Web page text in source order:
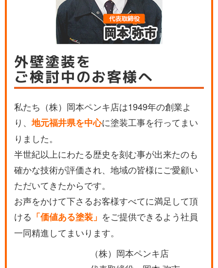
外壁塗装を
ご検討中のお客様へ
私たち（株）岡本ペンキ店は1949年の創業よ
り、地元福井県を中心に塗装工事を行ってまい
りました。
半世紀以上にわたる歴史を刻む事が出来たのも
確かな技術が評価され、地域の皆様にご愛顧い
ただいてきたからです。
お声をかけて下さるお客様すべてに満足して頂
ける 「価値ある塗装」 をご提供できるよう社員
一同精進してまいります。
（株）岡本ペンキ店